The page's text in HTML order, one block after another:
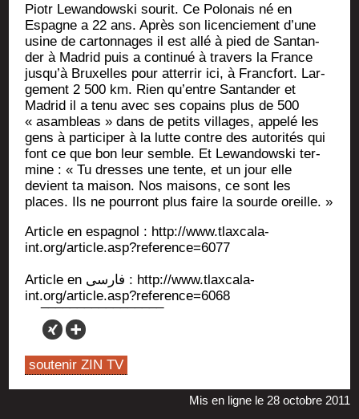
Pio­tr Lewan­dows­ki sou­rit. Ce Polo­nais né en
Espagne a 22 ans. Après son licen­cie­ment d’une
usine de car­ton­nages il est allé à pied de San­tan­
der à Madrid puis a conti­nué à tra­vers la France
jusqu’à Bruxelles pour atter­rir ici, à Franc­fort. Lar­
ge­ment 2 500 km. Rien qu’entre San­tan­der et
Madrid il a tenu avec ses copains plus de 500
« asam­bleas » dans de petits vil­lages, appe­lé les
gens à par­ti­ci­per à la lutte contre des auto­ri­tés qui
font ce que bon leur semble. Et Lewan­dows­ki ter­
mine : « Tu dresses une tente, et un jour elle
devient ta mai­son. Nos mai­sons, ce sont les
places. Ils ne pour­ront plus faire la sourde oreille. »
Article en espa­gnol : http://www.tlaxcala-
int.org/article.asp?reference=6077
Article en فارسی : http://www.tlaxcala-
int.org/article.asp?reference=6068
soutenir ZIN TV
Mis en ligne le 28 octobre 2011